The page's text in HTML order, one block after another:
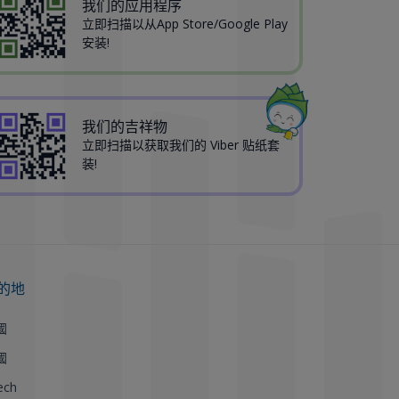
我们的应用程序
立即扫描以从App Store/Google Play
安装!
我们的吉祥物
立即扫描以获取我们的 Viber 贴纸套
装!
地